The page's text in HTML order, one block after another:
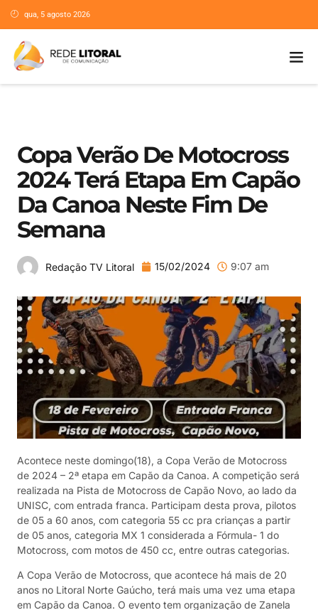
qua, 5 agosto 2026
Copa Verão De Motocross
2024 Terá Etapa Em Capão
Da Canoa Neste Fim De
Semana
Redação TV Litoral 15/02/2024 9:07 am
Acontece neste domingo(18), a Copa Verão de Motocross
de 2024 – 2ª etapa em Capão da Canoa. A competição será
realizada na Pista de Motocross de Capão Novo, ao lado da
UNISC, com entrada franca. Participam desta prova, pilotos
de 05 a 60 anos, com categoria 55 cc pra crianças a partir
de 05 anos, categoria MX 1 considerada a Fórmula- 1 do
Motocross, com motos de 450 cc, entre outras categorias.
A Copa Verão de Motocross, que acontece há mais de 20
anos no Litoral Norte Gaúcho, terá mais uma vez uma etapa
em Capão da Canoa. O evento tem organização de Zanela